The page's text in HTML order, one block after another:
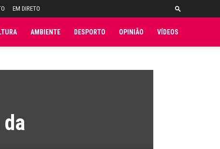
EM DIRETO
AMBIENTE DESPORTO OPINIÃO VÍDEOS